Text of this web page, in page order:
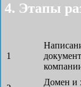
4. Этапы
1
Домен и